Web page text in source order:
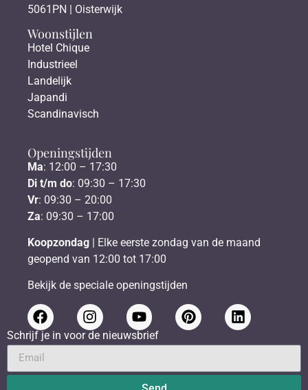
5061PN | Oisterwijk
Woonstijlen
Hotel Chique
Industrieel
Landelijk
Japandi
Scandinavisch
Openingstijden
Ma: 12:00 – 17:30
Di t/m do: 09:30 – 17:30
Vr: 09:30 – 20:00
Za: 09:30 – 17:00
Koopzondag | Elke eerste zondag van de maand
geopend van 12:00 tot 17:00
Bekijk de speciale openingstijden
Schrijf je in voor de nieuwsbrief